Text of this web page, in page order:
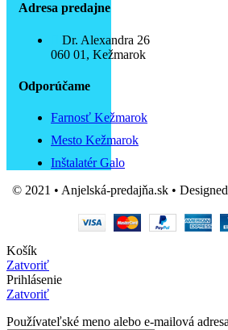
Adresa predajne
Dr. Alexandra 26
060 01, Kežmarok
Odporúčame
Farnosť Kežmarok
Mesto Kežmarok
Inštalatér Galo
© 2021 • Anjelská-predajňa.sk •
Košík
Zatvoriť
Prihlásenie
Zatvoriť
Používateľské meno alebo e-mailová